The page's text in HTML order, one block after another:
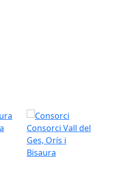
Consorci Vall del
Ges, Orís i
Bisaura